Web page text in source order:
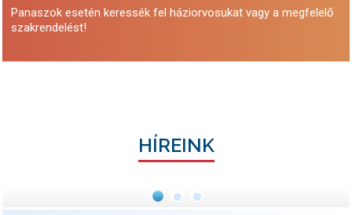
Panaszok esetén keressék fel háziorvosukat vagy a megfelelő
szakrendelést!
HÍREINK